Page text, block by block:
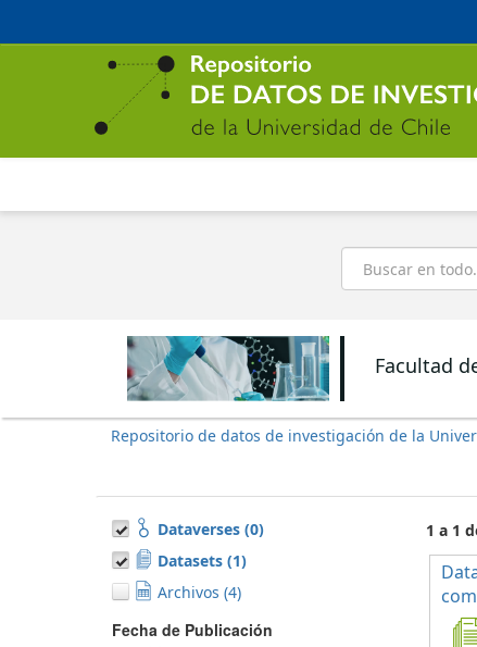
contenido
Buscar
Facultad
Repositorio de datos de investigación de la
Dataverses (0)
Datasets (1)
Archivos (4)
Fecha de Publicación
1 a 1